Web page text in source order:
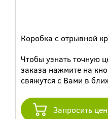
Коробка с отрывной
Чтобы узнать точную
заказа нажмите на
свяжутся с Вами в
Запросить